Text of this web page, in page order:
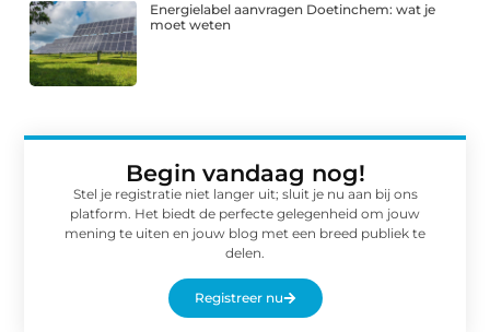
Energielabel aanvragen Doetinchem: wat je
moet weten
Begin vandaag nog!
Stel je registratie niet langer uit; sluit je nu aan bij ons
platform. Het biedt de perfecte gelegenheid om jouw
mening te uiten en jouw blog met een breed publiek te
delen.
Registreer nu